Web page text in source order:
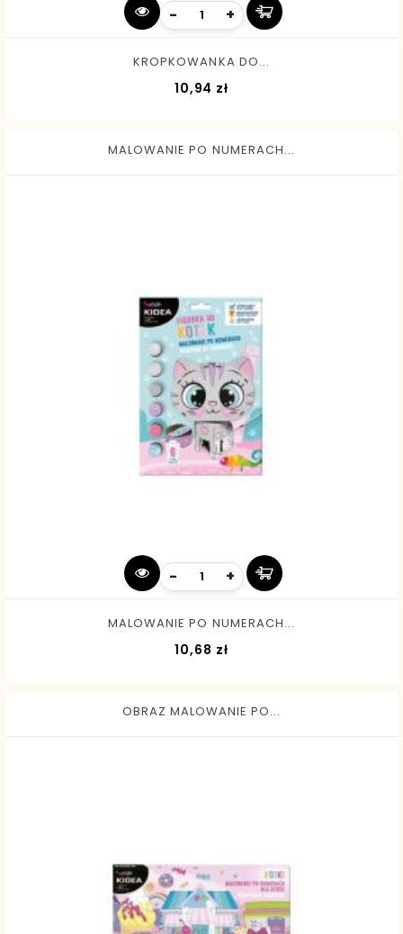
- +
KROPKOWANKA DO...
10,94 zł
MALOWANIE PO NUMERACH...
- +
MALOWANIE PO NUMERACH...
10,68 złCena
OBRAZ MALOWANIE PO...